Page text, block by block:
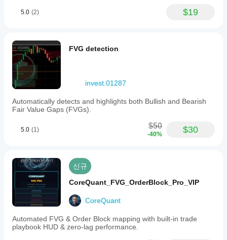
5.0 (2) $19
FVG detection
invest.01287
Automatically detects and highlights both Bullish and Bearish
Fair Value Gaps (FVGs).
5.0 (1) $50
-40% $30
신규
CoreQuant_FVG_OrderBlock_Pro_VIP
CoreQuant
Automated FVG & Order Block mapping with built-in trade
playbook HUD & zero-lag performance.